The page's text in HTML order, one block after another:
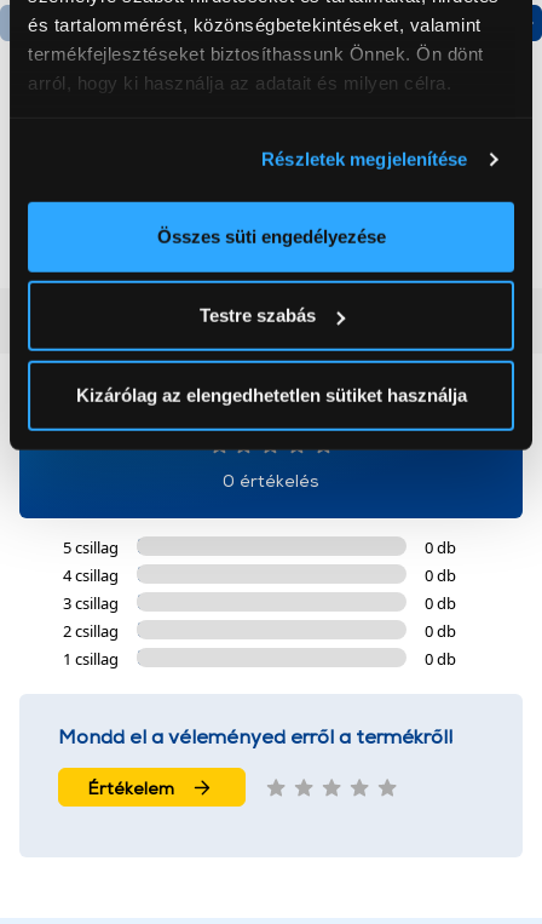
és tartalommérést, közönségbetekintéseket, valamint
termékfejlesztéseket biztosíthassunk Önnek. Ön dönt
arról, hogy ki használja az adatait és milyen célra.
elhelyezkedéséről pár méteres pontossággal
Az Ön készülékén beazonosítása annak konkrét
módjairól és adja meg preferenciáit aRészletek
pontban. Bármikor módosíthatja vagy visszavonhatja a
Sütinyilatkozathoz való hozzájárulását.
használatával Ön elfogadja a cookie-k használatát.
További információk:ÁSZFésAdatvédelem
Részletek megjelenítése
Összes süti engedélyezése
Testre szabás
Kizárólag az elengedhetetlen sütiket használja
Termék adatlap Termék adatlap
Alulfagyasztós
(0)
0 értékelés
5 csillag
0 db
4 csillag
0 db
3 csillag
0 db
2 csillag
0 db
1 csillag
0 db
Mondd el a véleményed erről a termékről!
Értékelem